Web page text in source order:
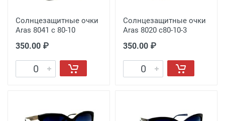
Солнцезащитные очки
Aras 8041 с 80-10
350.00 ₽
Солнцезащитные очки
Aras 8020 с80-10-3
350.00 ₽